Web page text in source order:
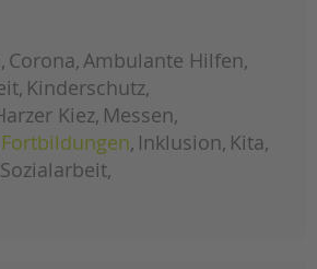
Corona Ambulante Hilfen
Kinderschutz
Kiez Messen
Fortbildungen Inklusion Kita
Sozialarbeit